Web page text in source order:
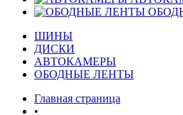
ШИНЫ
ДИСКИ
АВТОКАМЕРЫ
ОБОДНЫЕ ЛЕНТЫ
Главная страница
•